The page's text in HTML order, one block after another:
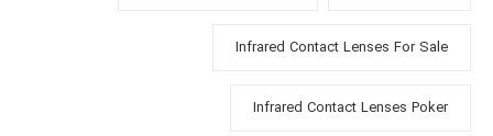
Infrared Contact Lenses For Sale
Infrared Contact Lenses Poker